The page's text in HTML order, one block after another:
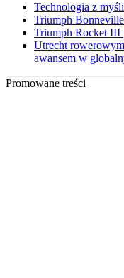
Technologia z
Triumph
Triumph Rocket III
Utrecht
awansem w
Promowane treści